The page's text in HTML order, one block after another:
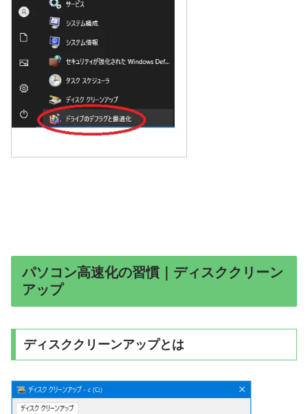
パソコン高速化の習慣｜ディスククリーン
アップ
ディスククリーンアップとは